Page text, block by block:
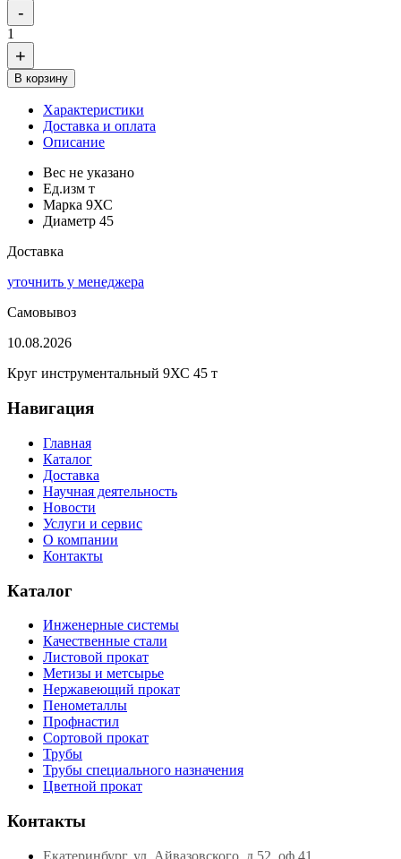
-
1
+
В корзину
Характеристики
Доставка и оплата
Описание
Вес не указано
Ед.изм т
Марка 9ХС
Диаметр 45
Доставка
уточнить у менеджера
Самовывоз
10.08.2026
Круг инструментальный 9ХС 45 т
Навигация
Главная
Каталог
Доставка
Научная деятельность
Новости
Услуги и сервис
О компании
Контакты
Каталог
Инженерные системы
Качественные стали
Листовой прокат
Метизы и метсырье
Нержавеющий прокат
Пенометаллы
Профнастил
Сортовой прокат
Трубы
Трубы специального назначения
Цветной прокат
Контакты
Екатеринбург, ул. Айвазовского, д.52, оф.41